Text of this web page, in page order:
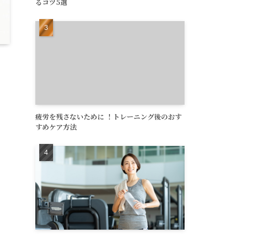
るコツ5選
疲労を残さないために ！トレーニング後のおす
すめケア方法